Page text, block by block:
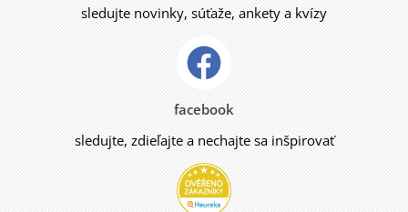
sledujte novinky, súťaže, ankety a kvízy
facebook
sledujte, zdieľajte a nechajte sa inšpirovať